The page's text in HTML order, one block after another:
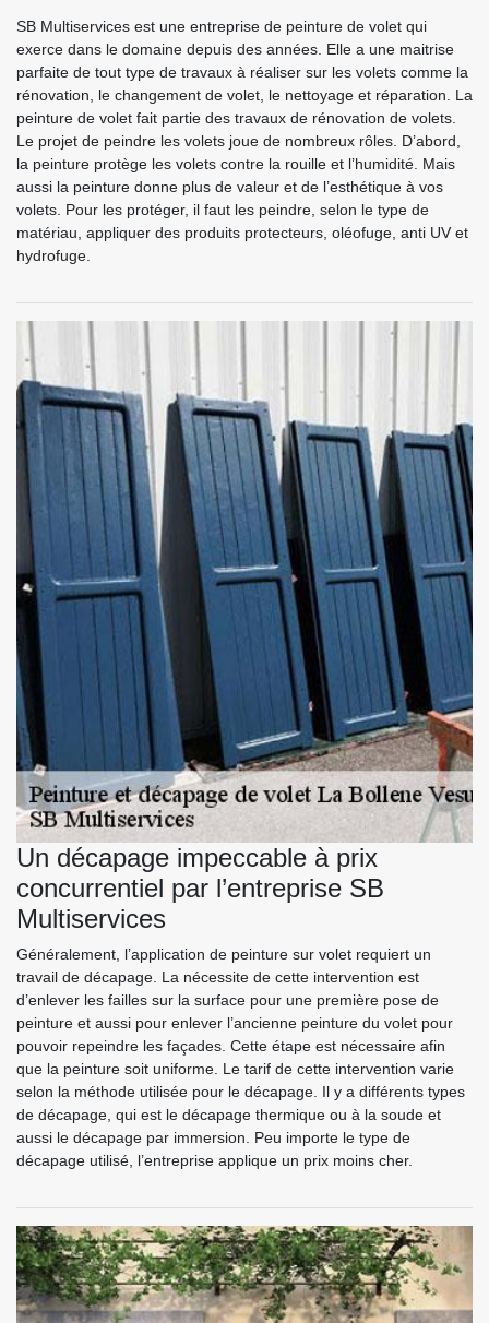
SB Multiservices est une entreprise de peinture de volet qui
exerce dans le domaine depuis des années. Elle a une maitrise
parfaite de tout type de travaux à réaliser sur les volets comme la
rénovation, le changement de volet, le nettoyage et réparation. La
peinture de volet fait partie des travaux de rénovation de volets.
Le projet de peindre les volets joue de nombreux rôles. D’abord,
la peinture protège les volets contre la rouille et l’humidité. Mais
aussi la peinture donne plus de valeur et de l’esthétique à vos
volets. Pour les protéger, il faut les peindre, selon le type de
matériau, appliquer des produits protecteurs, oléofuge, anti UV et
hydrofuge.
Un décapage impeccable à prix
concurrentiel par l’entreprise SB
Multiservices
Généralement, l’application de peinture sur volet requiert un
travail de décapage. La nécessite de cette intervention est
d’enlever les failles sur la surface pour une première pose de
peinture et aussi pour enlever l’ancienne peinture du volet pour
pouvoir repeindre les façades. Cette étape est nécessaire afin
que la peinture soit uniforme. Le tarif de cette intervention varie
selon la méthode utilisée pour le décapage. Il y a différents types
de décapage, qui est le décapage thermique ou à la soude et
aussi le décapage par immersion. Peu importe le type de
décapage utilisé, l’entreprise applique un prix moins cher.